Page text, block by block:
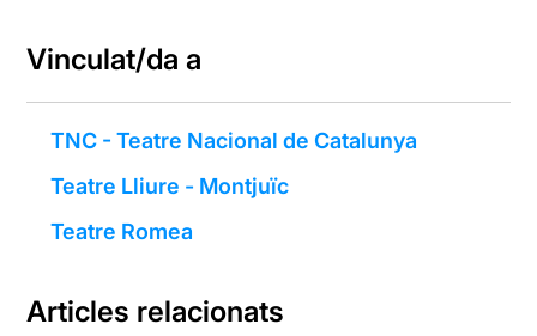
Vinculat/da a
TNC - Teatre Nacional de Catalunya
Teatre Lliure - Montjuïc
Teatre Romea
Articles relacionats